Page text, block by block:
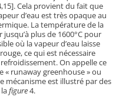
Cela provient du fait que
d’eau est très opaque au
La température de la
plus de 1600°C pour
où la vapeur d’eau laisse
ce qui est nécessaire
On appelle ce
« runaway greenhouse » ou
mécanisme est illustré par des
figure4.